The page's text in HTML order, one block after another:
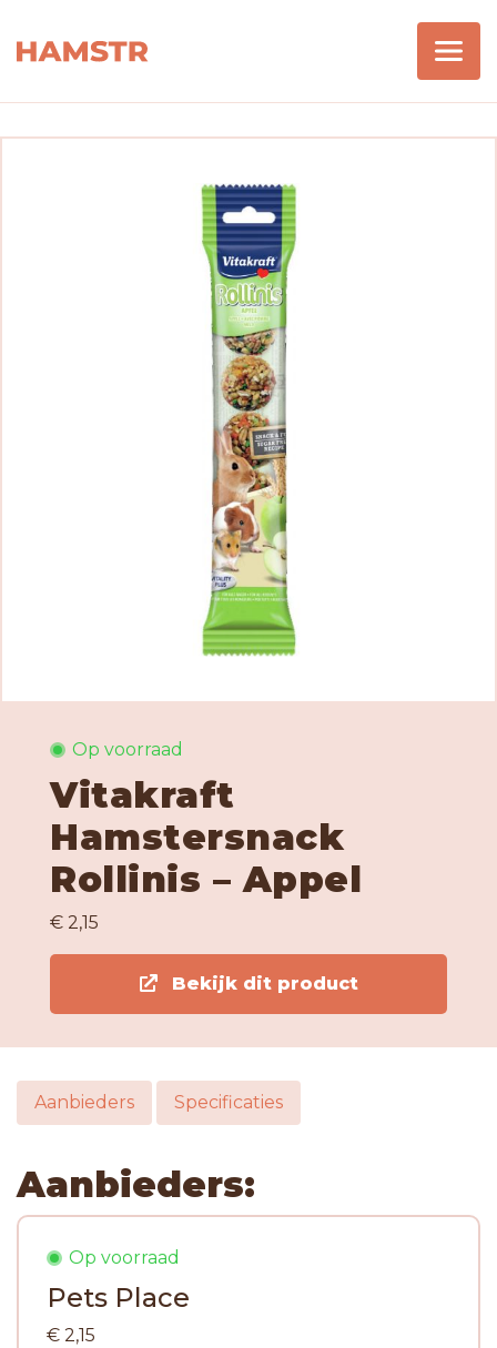
Op voorraad
Vitakraft
Hamstersnack
Rollinis – Appel
€ 2,15
Bekijk dit product
Aanbieders Specificaties
Aanbieders:
Op voorraad
Pets Place
€ 2,15